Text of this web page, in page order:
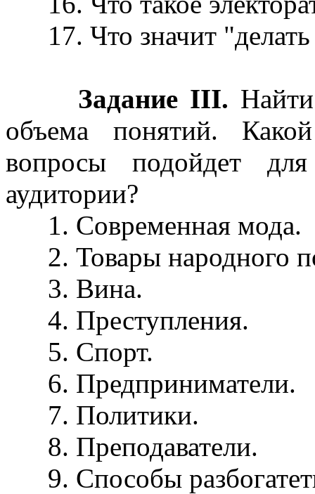
17. Что значит "делать
Задание III.
объема понятий.
вопросы подойдет
аудитории?
1. Современная мода.
2. Товары народного
3. Вина.
4. Преступления.
5. Спорт.
6. Предприниматели.
7. Политики.
8. Преподаватели.
9. Способы